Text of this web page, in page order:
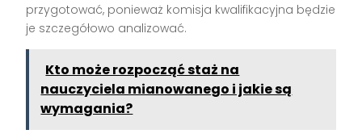
przygotować, ponieważ komisja kwalifikacyjna będzie
je szczegółowo analizować.
Kto może rozpocząć staż na
nauczyciela mianowanego i jakie są
wymagania?